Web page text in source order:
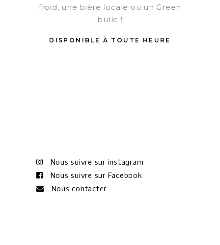
froid, une bière locale ou un Green
bulle !
DISPONIBLE À TOUTE HEURE
Nous suivre sur instagram
Nous suivre sur Facebook
Nous contacter